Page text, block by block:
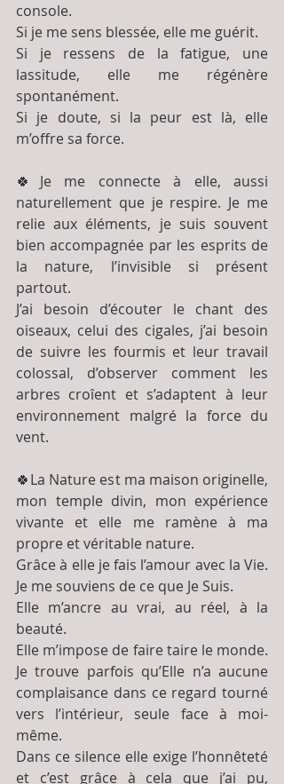
console.
Si je me sens blessée, elle me guérit.
Si je ressens de la fatigue, une
lassitude, elle me régénère
spontanément.
Si je doute, si la peur est là, elle
m’offre sa force.
🍀Je me connecte à elle, aussi
naturellement que je respire. Je me
relie aux éléments, je suis souvent
bien accompagnée par les esprits de
la nature, l’invisible si présent
partout.
J’ai besoin d’écouter le chant des
oiseaux, celui des cigales, j’ai besoin
de suivre les fourmis et leur travail
colossal, d’observer comment les
arbres croîent et s’adaptent à leur
environnement malgré la force du
vent.
🍀La Nature est ma maison originelle,
mon temple divin, mon expérience
vivante et elle me ramène à ma
propre et véritable nature.
Grâce à elle je fais l’amour avec la Vie.
Je me souviens de ce que Je Suis.
Elle m’ancre au vrai, au réel, à la
beauté.
Elle m’impose de faire taire le monde.
Je trouve parfois qu’Elle n’a aucune
complaisance dans ce regard tourné
vers l’intérieur, seule face à moi-
même.
Dans ce silence elle exige l’honnêteté
et c’est grâce à cela que j’ai pu,